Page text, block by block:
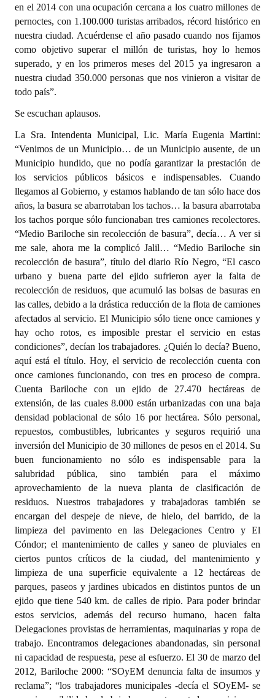
en el 2014 con una ocupación cercana a los cuatro millones de
pernoctes, con 1.100.000 turistas arribados, récord histórico en
nuestra ciudad. Acuérdense el año pasado cuando nos fijamos
como objetivo superar el millón de turistas, hoy lo hemos
superado, y en los primeros meses del 2015 ya ingresaron a
nuestra ciudad 350.000 personas que nos vinieron a visitar de
todo país”.
Se escuchan aplausos.
La Sra. Intendenta Municipal, Lic. María Eugenia Martini:
“Venimos de un Municipio… de un Municipio ausente, de un
Municipio hundido, que no podía garantizar la prestación de
los servicios públicos básicos e indispensables. Cuando
llegamos al Gobierno, y estamos hablando de tan sólo hace dos
años, la basura se abarrotaban los tachos… la basura abarrotaba
los tachos porque sólo funcionaban tres camiones recolectores.
“Medio Bariloche sin recolección de basura”, decía… A ver si
me sale, ahora me la complicó Jalil… “Medio Bariloche sin
recolección de basura”, título del diario Río Negro, “El casco
urbano y buena parte del ejido sufrieron ayer la falta de
recolección de residuos, que acumuló las bolsas de basuras en
las calles, debido a la drástica reducción de la flota de camiones
afectados al servicio. El Municipio sólo tiene once camiones y
hay ocho rotos, es imposible prestar el servicio en estas
condiciones”, decían los trabajadores. ¿Quién lo decía? Bueno,
aquí está el título. Hoy, el servicio de recolección cuenta con
once camiones funcionando, con tres en proceso de compra.
Cuenta Bariloche con un ejido de 27.470 hectáreas de
extensión, de las cuales 8.000 están urbanizadas con una baja
densidad poblacional de sólo 16 por hectárea. Sólo personal,
repuestos, combustibles, lubricantes y seguros requirió una
inversión del Municipio de 30 millones de pesos en el 2014. Su
buen funcionamiento no sólo es indispensable para la
salubridad pública, sino también para el máximo
aprovechamiento de la nueva planta de clasificación de
residuos. Nuestros trabajadores y trabajadoras también se
encargan del despeje de nieve, de hielo, del barrido, de la
limpieza del pavimento en las Delegaciones Centro y El
Cóndor; el mantenimiento de calles y saneo de pluviales en
ciertos puntos críticos de la ciudad, del mantenimiento y
limpieza de una superficie equivalente a 12 hectáreas de
parques, paseos y jardines ubicados en distintos puntos de un
ejido que tiene 540 km. de calles de ripio. Para poder brindar
estos servicios, además del recurso humano, hacen falta
Delegaciones provistas de herramientas, maquinarias y ropa de
trabajo. Encontramos delegaciones abandonadas, sin personal
ni capacidad de respuesta, pese al esfuerzo. El 30 de marzo del
2012, Bariloche 2000: “SOyEM denuncia falta de insumos y
reclama”; “los trabajadores municipales -decía el SOyEM- se